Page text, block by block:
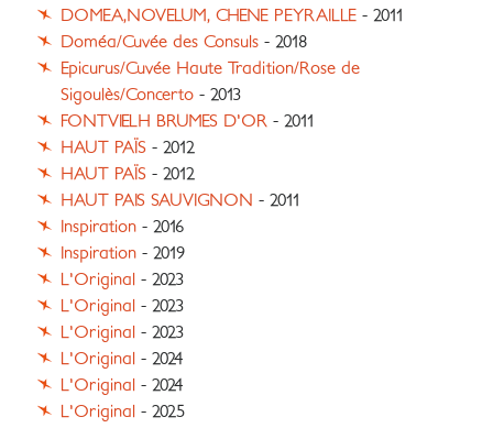
DOMEA,NOVELUM, CHENE PEYRAILLE - 2011
Doméa/Cuvée des Consuls - 2018
Epicurus/Cuvée Haute Tradition/Rose de
Sigoulès/Concerto - 2013
FONTVIELH BRUMES D'OR - 2011
HAUT PAÏS - 2012
HAUT PAÏS - 2012
HAUT PAIS SAUVIGNON - 2011
Inspiration - 2016
Inspiration - 2019
L'Original - 2023
L'Original - 2023
L'Original - 2023
L'Original - 2024
L'Original - 2024
L'Original - 2025